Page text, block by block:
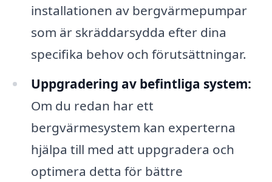
installationen av bergvärmepumpar
som är skräddarsydda efter dina
specifika behov och förutsättningar.
Uppgradering av befintliga system:
Om du redan har ett
bergvärmesystem kan experterna
hjälpa till med att uppgradera och
optimera detta för bättre